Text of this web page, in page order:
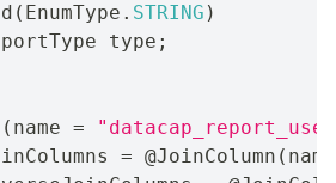
( EnumType . STRING )
type ;
( name =
= @JoinColumn (